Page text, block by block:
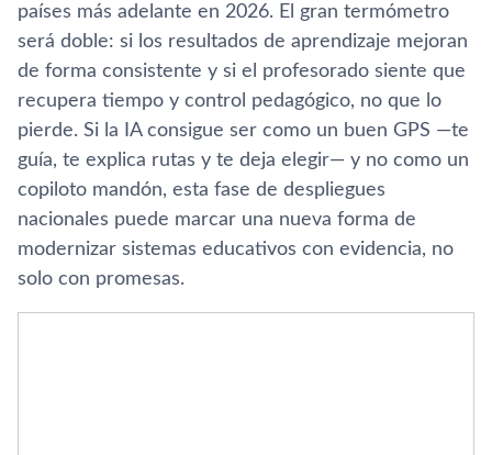
países más adelante en 2026. El gran termómetro
será doble: si los resultados de aprendizaje mejoran
de forma consistente y si el profesorado siente que
recupera tiempo y control pedagógico, no que lo
pierde. Si la IA consigue ser como un buen GPS —te
guía, te explica rutas y te deja elegir— y no como un
copiloto mandón, esta fase de despliegues
nacionales puede marcar una nueva forma de
modernizar sistemas educativos con evidencia, no
solo con promesas.